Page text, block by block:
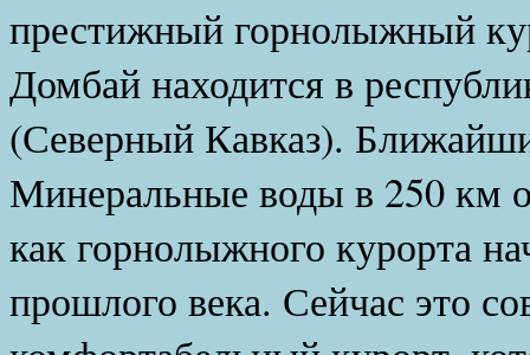
престижный горнолыжный
Домбай находится в
(Северный Кавказ).
Минеральные воды в 250 км
как горнолыжного курорта
прошлого века. Сейчас это